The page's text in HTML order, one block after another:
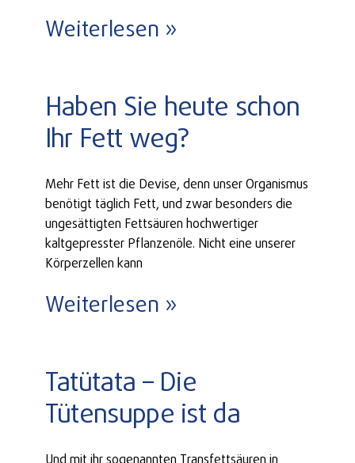
Weiterlesen »
Haben Sie heute schon
Ihr Fett weg?
Mehr Fett ist die Devise, denn unser Organismus
benötigt täglich Fett, und zwar besonders die
ungesättigten Fettsäuren hochwertiger
kaltgepresster Pflanzenöle. Nicht eine unserer
Körperzellen kann
Weiterlesen »
Tatütata – Die
Tütensuppe ist da